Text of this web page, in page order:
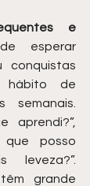
e
esperar
conquistas
hábito de
semanais.
aprendi?”,
que posso
leveza?”.
grande